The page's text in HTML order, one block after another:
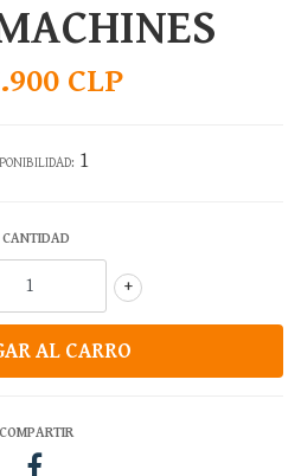
CLP
1
CANTIDAD
+
COMPARTIR